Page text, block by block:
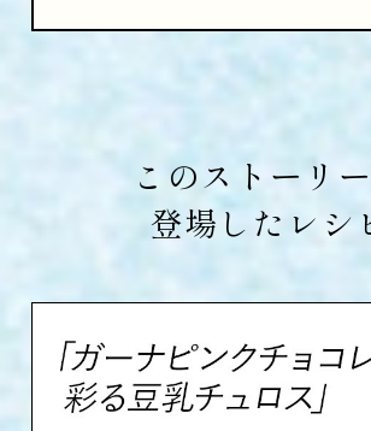
このストーリ
登場したレシ